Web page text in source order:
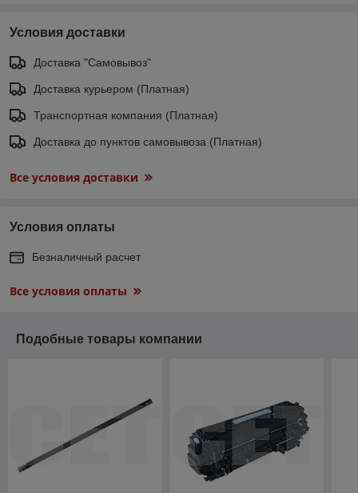
Условия доставки
Доставка "Самовывоз"
Доставка курьером (Платная)
Транспортная компания (Платная)
Доставка до пунктов самовывоза (Платная)
Все условия доставки
Условия оплаты
Безналичный расчет
Все условия оплаты
Подобные товары компании